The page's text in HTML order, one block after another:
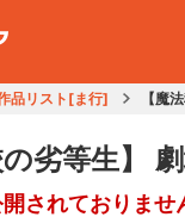
品リスト[ま行] 【魔
の劣等生】
されておりませ